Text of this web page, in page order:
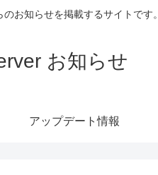
お知らせを掲載するサイトです。
お知らせ
アップデート情報